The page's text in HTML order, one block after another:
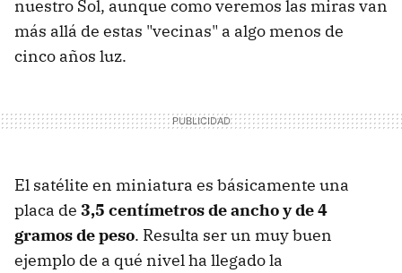
nuestro Sol, aunque como veremos las miras van
más allá de estas "vecinas" a algo menos de
cinco años luz.
El satélite en miniatura es básicamente una
placa de 3,5 centímetros de ancho y de 4
gramos de peso. Resulta ser un muy buen
ejemplo de a qué nivel ha llegado la